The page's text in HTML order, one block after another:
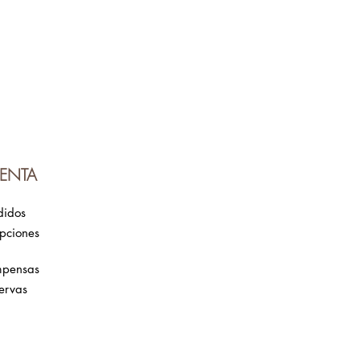
a regular el pH y a
prematuras. Es un aliado para
cabelludo. Consigue mayor
haz más resistentes los
natural.